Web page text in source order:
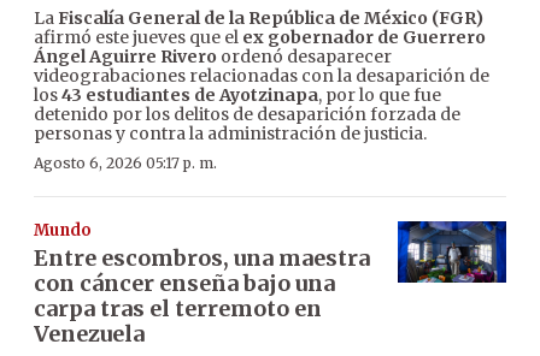
LaFiscalía General de la República de México (FGR)
afirmó este jueves que el ex gobernador de Guerrero
Ángel Aguirre Rivero ordenó desaparecer
videograbaciones relacionadas con la desaparición de
los43 estudiantes de Ayotzinapa, por lo que fue
detenido por los delitos de desaparición forzada de
personas y contra la administración de justicia.
Agosto 6, 2026 05:17 p. m.
Mundo
Entre escombros, una maestra
con cáncer enseña bajo una
carpa tras el terremoto en
Venezuela